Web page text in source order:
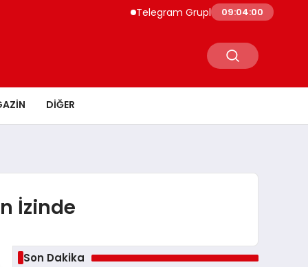
Telegram Grupları İçin Pratik Rehber:
09:04:01
DIĞER
İzinde
Son Dakika